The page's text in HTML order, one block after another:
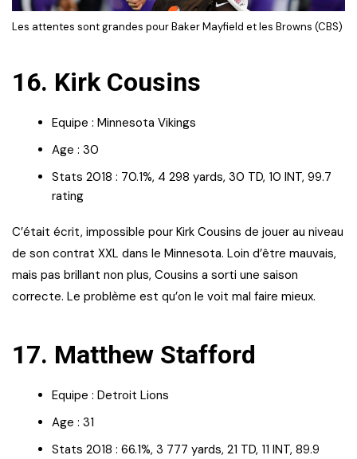
Les attentes sont grandes pour Baker Mayfield et les Browns (CBS)
16. Kirk Cousins
Equipe : Minnesota Vikings
Age : 30
Stats 2018 : 70.1%, 4 298 yards, 30 TD, 10 INT, 99.7
rating
C’était écrit, impossible pour Kirk Cousins de jouer au niveau
de son contrat XXL dans le Minnesota. Loin d’être mauvais,
mais pas brillant non plus, Cousins a sorti une saison
correcte. Le problème est qu’on le voit mal faire mieux.
17. Matthew Stafford
Equipe : Detroit Lions
Age : 31
Stats 2018 : 66.1%, 3 777 yards, 21 TD, 11 INT, 89.9